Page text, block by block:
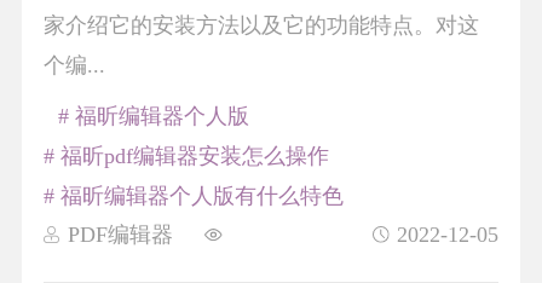
家介绍它的安装方法以及它的功能特点。对这
个编...
PDF编辑器 2022-12-05
# 福昕编辑器个人版
# 福昕pdf编辑器安装怎么操作
# 福昕编辑器个人版有什么特色